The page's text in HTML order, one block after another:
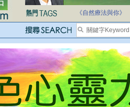
《自然療法與你》